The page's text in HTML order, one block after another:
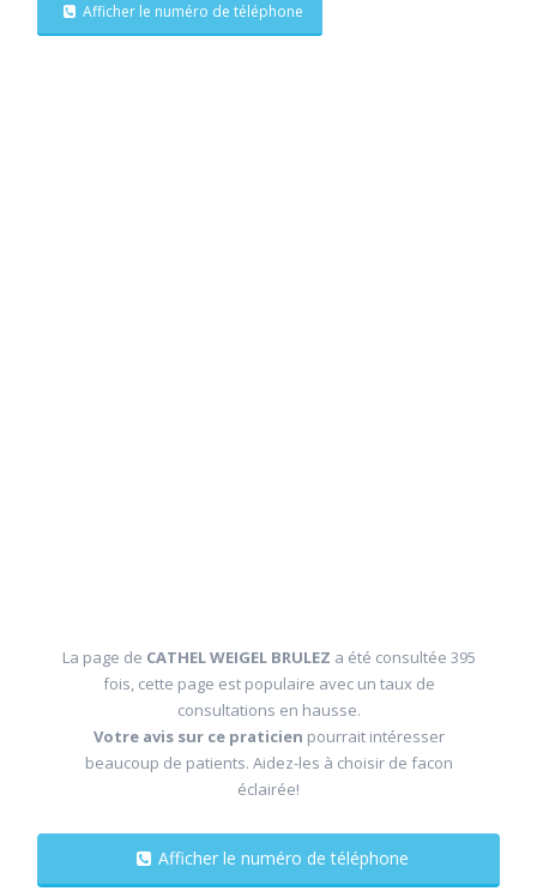
Afficher le numéro de téléphone
La page de CATHEL WEIGEL BRULEZ a été consultée 395
fois, cette page est populaire avec un taux de
consultations en hausse.
Votre avis sur ce praticien pourrait intéresser
beaucoup de patients. Aidez-les à choisir de facon
éclairée!
Afficher le numéro de téléphone